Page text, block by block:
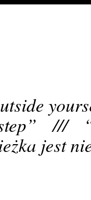
///
jest